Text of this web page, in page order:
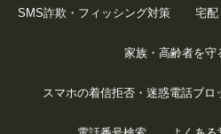
SMS詐欺・フィッシング対策 宅配
家族・高齢者を守
スマホの着信拒否・迷惑電話ブロ